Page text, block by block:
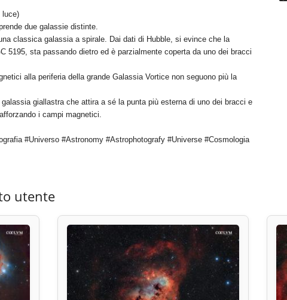
luce)
due galassie distinte.
classica galassia a spirale. Dai dati di Hubble, si evince che la
5195, sta passando dietro ed è parzialmente coperta da uno dei bracci
alla periferia della grande Galassia Vortice non seguono più la
giallastra che attira a sé la punta più esterna di uno dei bracci e
i campi magnetici.
#Universo #Astronomy #Astrophotografy #Universe #Cosmologia
utente